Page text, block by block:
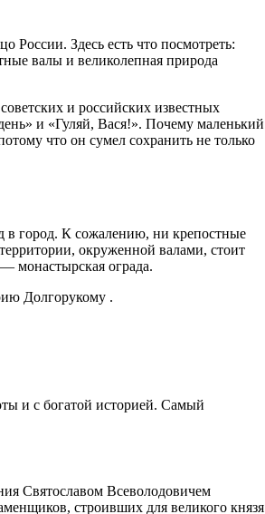
Здесь есть что посмотреть:
валы и великолепная природа
и российских известных
и «Гуляй, Вася!». Почему маленький
что он сумел сохранить не только
город. К сожалению, ни крепостные
окруженной валами, стоит
монастырская ограда.
Долгорукому .
и с богатой историей. Самый
Святославом Всеволодовичем
строивших для великого князя